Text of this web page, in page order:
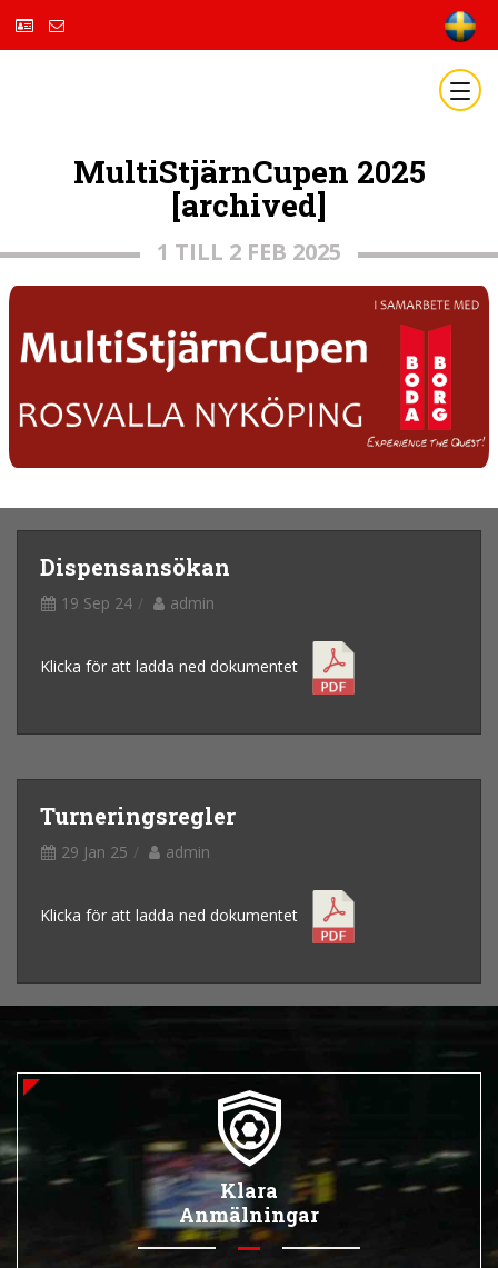
MultiStjärnCupen 2025
[archived]
1 TILL 2 FEB 2025
Dispensansökan
19 Sep 24 admin
Klicka för att ladda ned dokumentet
Turneringsregler
29 Jan 25 admin
Klicka för att ladda ned dokumentet
Klara
Anmälningar